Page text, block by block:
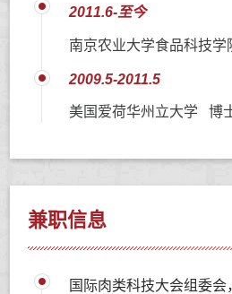
2011.6-至今
南京农业大学食品科技
2009.5-2011.5
美国爱荷华州立大学 博
兼职信息
国际肉类科技大会组委